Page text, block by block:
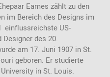
Eames zählt zu den
im Bereich des Designs im
einflussreichste US-
des 20.
am 17. Juni 1907 in St.
geboren. Er studierte
in St. Louis.